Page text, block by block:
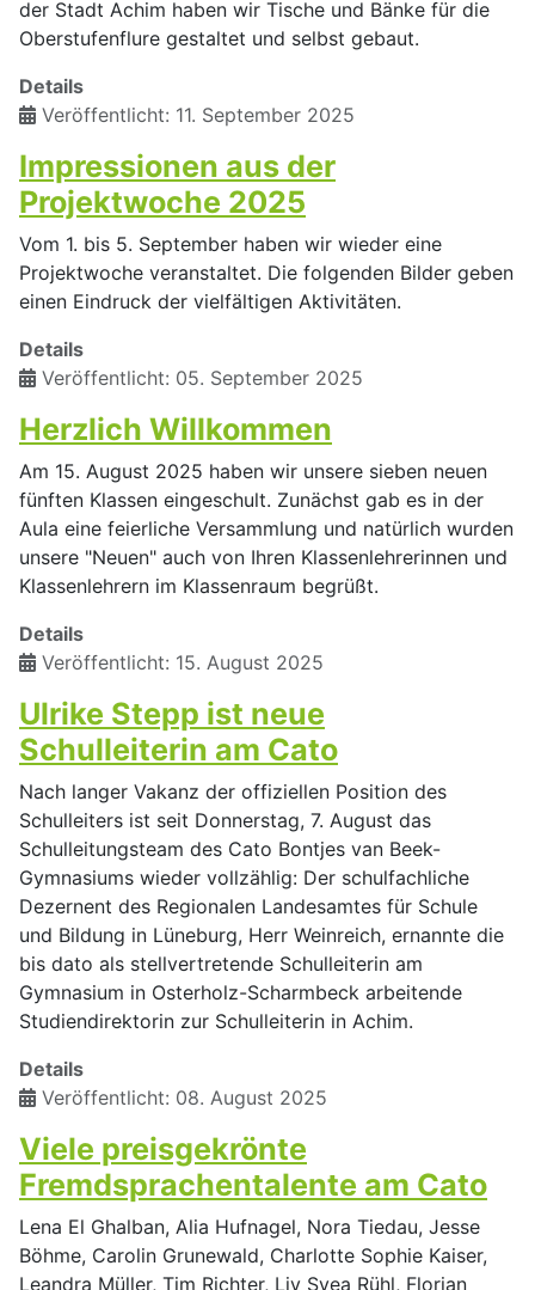
der Stadt Achim haben wir Tische und Bänke für die
Oberstufenflure gestaltet und selbst gebaut.
Details
Veröffentlicht: 11. September 2025
Impressionen aus der
Projektwoche 2025
Vom 1. bis 5. September haben wir wieder eine
Projektwoche veranstaltet. Die folgenden Bilder geben
einen Eindruck der vielfältigen Aktivitäten.
Details
Veröffentlicht: 05. September 2025
Herzlich Willkommen
Am 15. August 2025 haben wir unsere sieben neuen
fünften Klassen eingeschult. Zunächst gab es in der
Aula eine feierliche Versammlung und natürlich wurden
unsere "Neuen" auch von Ihren Klassenlehrerinnen und
Klassenlehrern im Klassenraum begrüßt.
Details
Veröffentlicht: 15. August 2025
Ulrike Stepp ist neue
Schulleiterin am Cato
Nach langer Vakanz der offiziellen Position des
Schulleiters ist seit Donnerstag, 7. August das
Schulleitungsteam des Cato Bontjes van Beek-
Gymnasiums wieder vollzählig: Der schulfachliche
Dezernent des Regionalen Landesamtes für Schule
und Bildung in Lüneburg, Herr Weinreich, ernannte die
bis dato als stellvertretende Schulleiterin am
Gymnasium in Osterholz-Scharmbeck arbeitende
Studiendirektorin zur Schulleiterin in Achim.
Details
Veröffentlicht: 08. August 2025
Viele preisgekrönte
Fremdsprachentalente am Cato
Lena El Ghalban, Alia Hufnagel, Nora Tiedau, Jesse
Böhme, Carolin Grunewald, Charlotte Sophie Kaiser,
Leandra Müller, Tim Richter, Liv Svea Rühl, Florian